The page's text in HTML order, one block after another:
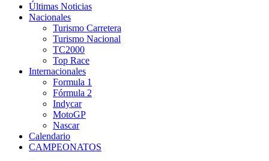
Últimas Noticias
Nacionales
Turismo Carretera
Turismo Nacional
TC2000
Top Race
Internacionales
Formula 1
Fórmula 2
Indycar
MotoGP
Nascar
Calendario
CAMPEONATOS